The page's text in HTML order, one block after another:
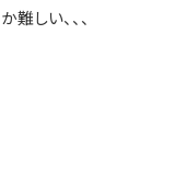
しい、、、